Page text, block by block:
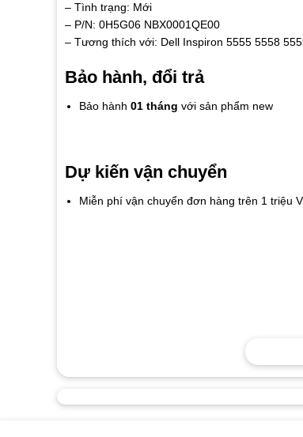
– Tình trạng: Mới
– P/N: 0H5G06 NBX0001QE00
– Tương thích với: Dell Inspiron 5555 5558
Bảo hành, đổi trả
Bảo hành 01 tháng với sản phẩm new
Dự kiến vận chuyển
Miễn phí vận chuyển đơn hàng trên 1 triệu